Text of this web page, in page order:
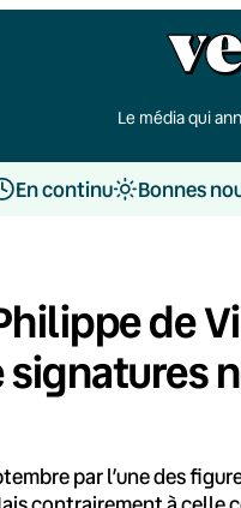
Le média qui
En continu Bonnes
de
par l’une des